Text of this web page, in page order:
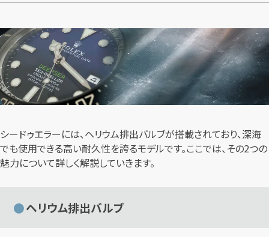
シードゥエラーには、ヘリウム排出バルブが搭載されており、深海
でも使用できる高い耐久性を誇るモデルです。ここでは、その2つの
魅力について詳しく解説していきます。
ヘリウム排出バルブ